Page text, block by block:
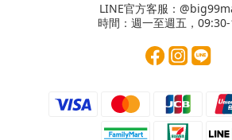
LINE官方客服：
時間：週一至週五，